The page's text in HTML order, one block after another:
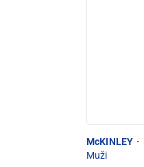
McKINLEY ·
Muži